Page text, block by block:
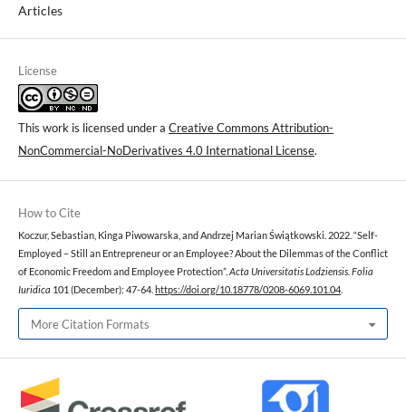
Articles
License
This work is licensed under a Creative Commons Attribution-
NonCommercial-NoDerivatives 4.0 International License.
How to Cite
Koczur, Sebastian, Kinga Piwowarska, and Andrzej Marian Świątkowski. 2022. “Self-
Employed – Still an Entrepreneur or an Employee? About the Dilemmas of the Conflict
of Economic Freedom and Employee Protection”. Acta Universitatis Lodziensis. Folia
Iuridica 101 (December): 47-64. https://doi.org/10.18778/0208-6069.101.04.
More Citation Formats